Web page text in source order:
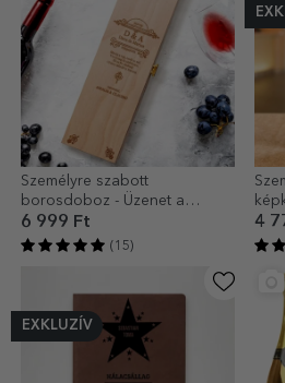
Személyre szabott
borosdoboz - Üzenet a
keresztszülőknek
6 999 Ft
(15)
4
EXKLUZÍV